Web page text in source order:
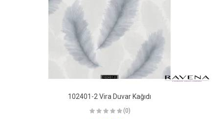
102401-2 Vira Duvar Kağıdı
(0)